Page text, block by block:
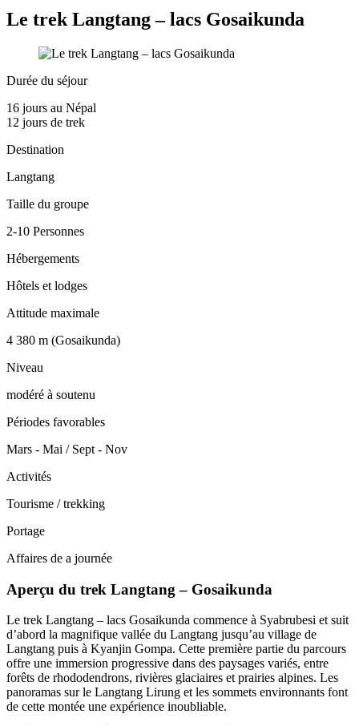
Le trek Langtang – lacs Gosaikunda
Durée du séjour
16 jours au Népal
12 jours de trek
Destination
Langtang
Taille du groupe
2-10 Personnes
Hébergements
Hôtels et lodges
Attitude maximale
4 380 m (Gosaikunda)
Niveau
modéré à soutenu
Périodes favorables
Mars - Mai / Sept - Nov
Activités
Tourisme / trekking
Portage
Affaires de a journée
Aperçu du trek Langtang – Gosaikunda
Le trek Langtang – lacs Gosaikunda commence à Syabrubesi et suit
d’abord la magnifique vallée du Langtang jusqu’au village de
Langtang puis à Kyanjin Gompa. Cette première partie du parcours
offre une immersion progressive dans des paysages variés, entre
forêts de rhododendrons, rivières glaciaires et prairies alpines. Les
panoramas sur le Langtang Lirung et les sommets environnants font
de cette montée une expérience inoubliable.